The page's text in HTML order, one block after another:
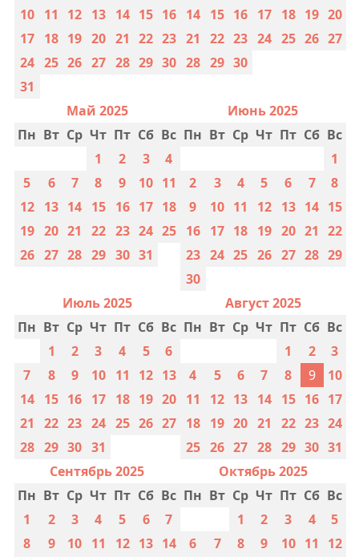
10 11 12 13 14 15 16
17 18 19 20 21 22 23
24 25 26 27 28 29 30
31
14 15 16 17 18 19 20
21
22 23 24 25 26 27
28 29 30
Май 2025
Пн Вт Ср Чт Пт Сб Вс
1
2 3
4
5
6 7 8 9 10 11
12 13 14 15 16 17 18
19 20 21 22 23 24 25
26 27 28 29 30 31
Июнь 2025
Пн Вт Ср Чт Пт Сб Вс
1
2
3 4 5 6 7
8
9
10 11 12 13 14 15
16 17 18 19 20 21 22
23 24 25 26 27 28 29
30
Июль 2025
Пн Вт Ср Чт Пт Сб Вс
1
2 3 4 5
6
7
8 9 10 11 12 13
14 15 16 17 18 19 20
21
22 23 24 25 26 27
28 29 30 31
Август 2025
Пн Вт Ср Чт Пт Сб Вс
1
2
3
4
5 6 7 8 9
10
11
12 13 14 15 16 17
18 19 20 21 22 23 24
25 26 27 28 29 30 31
Сентябрь 2025
Пн Вт Ср Чт Пт Сб Вс
1
2 3 4 5 6
7
8
9 10 11 12 13 14
Октябрь 2025
Пн Вт Ср Чт Пт Сб Вс
1
2 3 4
5
6
7 8 9 10 11
12